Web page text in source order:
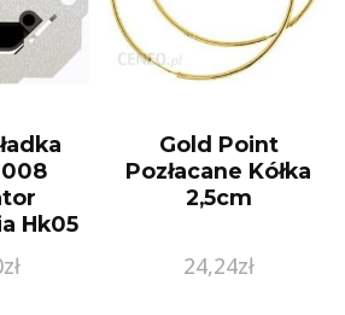
Hk05
zł
Gold Point
Pozłacane Kółka
2,5cm
24,24zł